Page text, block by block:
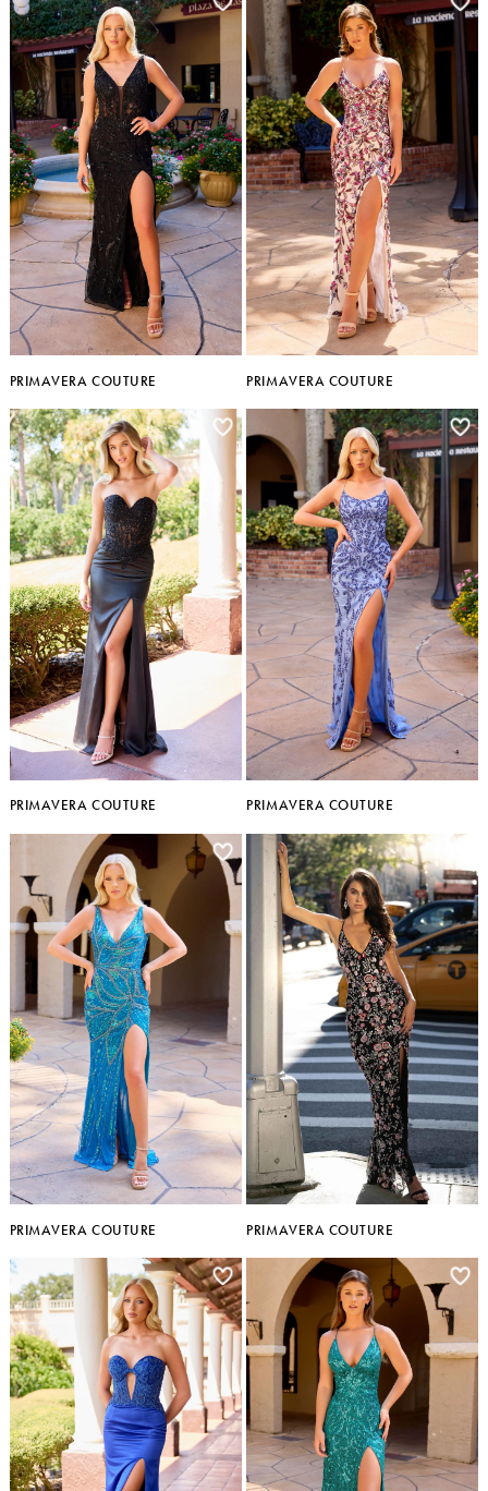
PRIMAVERA COUTURE PRIMAVERA COUTURE
PRIMAVERA COUTURE PRIMAVERA COUTURE
PRIMAVERA COUTURE PRIMAVERA COUTURE